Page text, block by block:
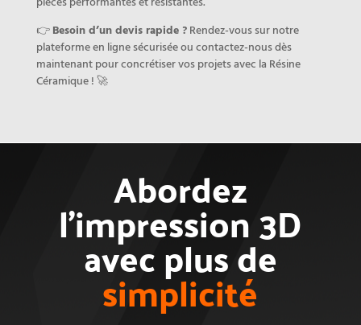
👉Besoin d’un devis rapide ?Rendez-vous sur notre
plateforme en ligne sécurisée ou contactez-nous dès
maintenant pour concrétiser vos projets avec la Résine
Céramique ! 🚀
Abordez
l’impression 3D
avec plus de
simplicité